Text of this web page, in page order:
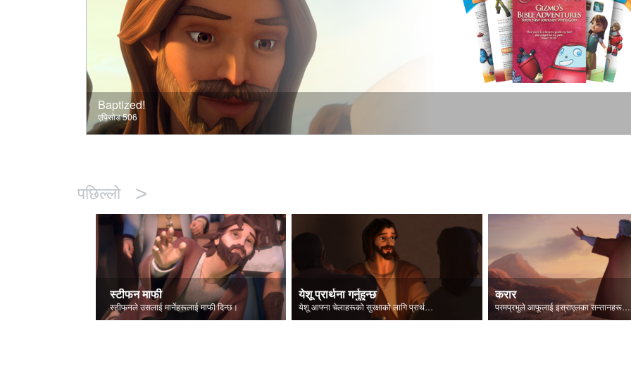
Baptized!
एपिसोड 506
पछिल्लो >
स्टीफन माफी
स्टीफनले उसलाई मार्नेहरूलाई माफी दिन्छ।
येशू प्रार्थना गर्नुहुन्छ
येशू आफ्ना चेलाहरूको सुरक्षाको लागि प्रार्थना गर्नुहुन्छ।
करार
परमप्रभुले आफूलाई इस्राएलका सन्तानहरूलाई प्रकट गर्नुहुन्छ।